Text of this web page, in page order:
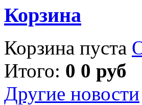
Корзина
Корзина пуста
Итого: 0 0 руб
Другие новости